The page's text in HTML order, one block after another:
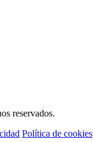
reservados.
Política de cookies